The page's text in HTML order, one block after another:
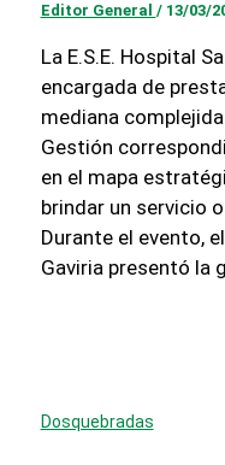
Editor General / 13/03/
La E.S.E. Hospital
encargada de
mediana
Gestión
en el mapa
brindar un servicio
Durante el evento,
Gaviria presentó la
Dosquebradas